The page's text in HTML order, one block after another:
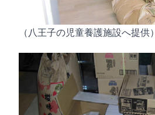
（八王子の児童養護施設へ提供）